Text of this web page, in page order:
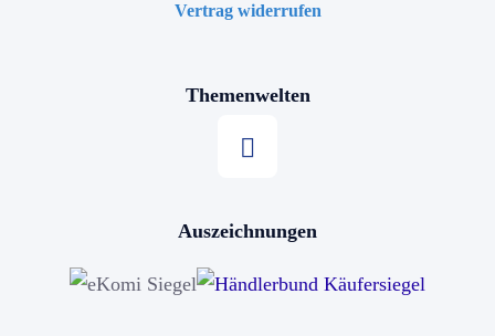
Vertrag widerrufen
Themenwelten
Horoskop kaufen
Sternschnuppe kaufen
Auszeichnungen